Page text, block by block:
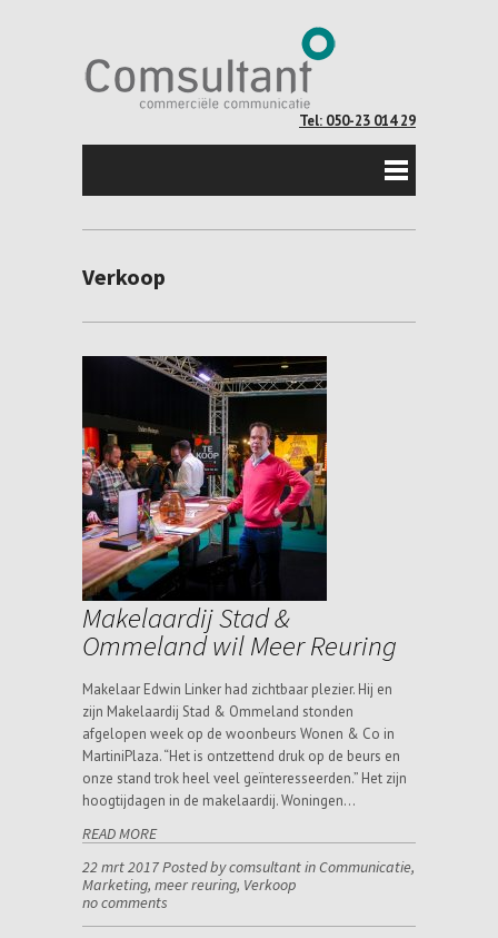
Tel: 050-23 014 29
Verkoop
Makelaardij Stad &
Ommeland wil Meer Reuring
Makelaar Edwin Linker had zichtbaar plezier. Hij en
zijn Makelaardij Stad & Ommeland stonden
afgelopen week op de woonbeurs Wonen & Co in
MartiniPlaza. “Het is ontzettend druk op de beurs en
onze stand trok heel veel geïnteresseerden.” Het zijn
hoogtijdagen in de makelaardij. Woningen…
READ MORE
22 mrt 2017 Posted by comsultant inCommunicatie,
Marketing, meer reuring, Verkoop
no comments